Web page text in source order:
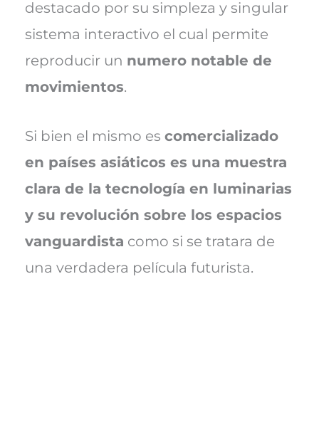
destacado por su simpleza y singular
sistema interactivo el cual permite
reproducir un numero notable de
movimientos.
Si bien el mismo es comercializado
en países asiáticos es una muestra
clara de la tecnología en luminarias
y su revolución sobre los espacios
vanguardista como si se tratara de
una verdadera película futurista.